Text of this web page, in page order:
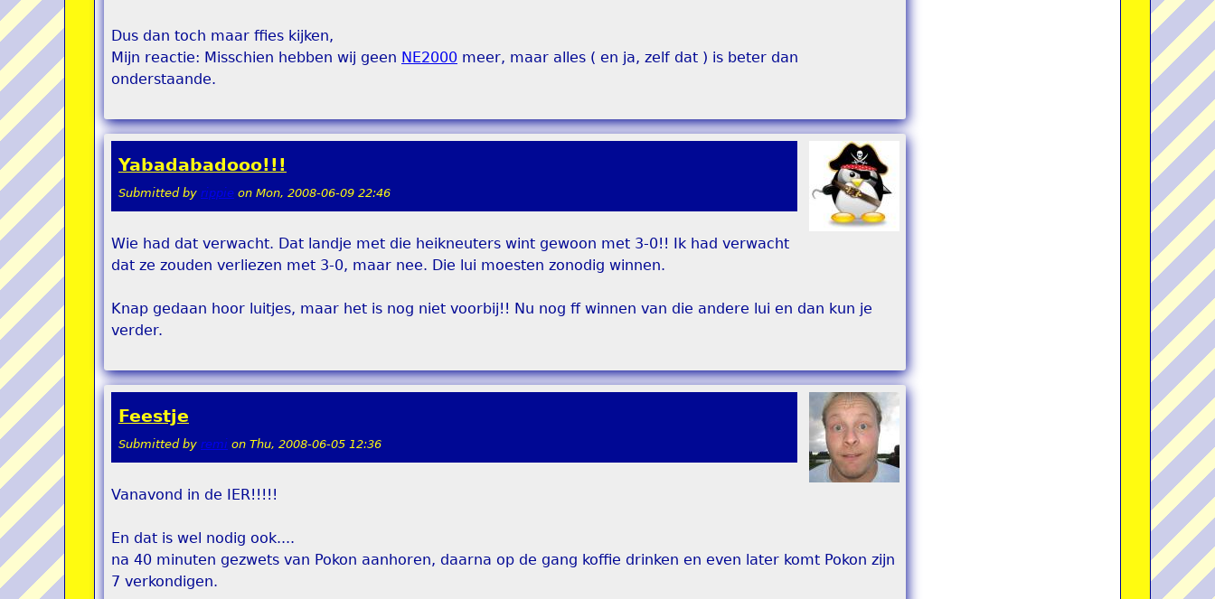
Dus dan toch maar ffies kijken,
Mijn reactie: Misschien hebben wij geen NE2000 meer, maar alles ( en ja, zelf dat ) is beter dan
onderstaande.
Yabadabadooo!!!
Submitted by rippie on Mon, 2008-06-09 22:46
Wie had dat verwacht. Dat landje met die heikneuters wint gewoon met 3-0!! Ik had verwacht
dat ze zouden verliezen met 3-0, maar nee. Die lui moesten zonodig winnen.
Knap gedaan hoor luitjes, maar het is nog niet voorbij!! Nu nog ff winnen van die andere lui en dan kun je
verder.
Feestje
Submitted by remi on Thu, 2008-06-05 12:36
Vanavond in de IER!!!!!
En dat is wel nodig ook....
na 40 minuten gezwets van Pokon aanhoren, daarna op de gang koffie drinken en even later komt Pokon zijn
7 verkondigen.